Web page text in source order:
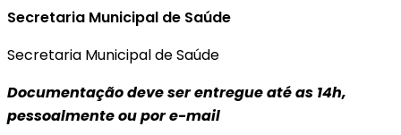
Secretaria Municipal de Saúde
Secretaria Municipal de Saúde
Documentação deve ser entregue até as 14h,
pessoalmente ou por e-mail